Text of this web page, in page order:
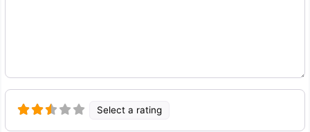
Select a rating